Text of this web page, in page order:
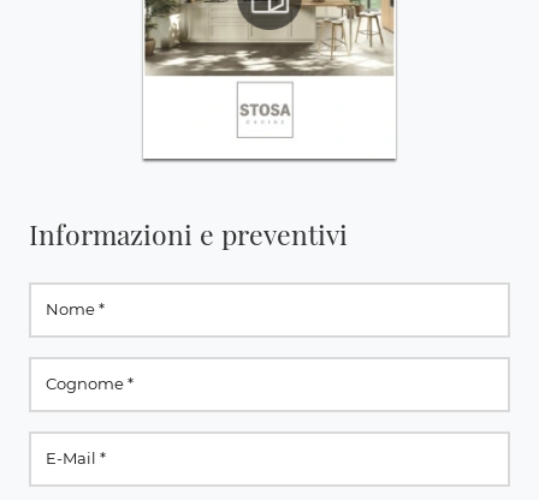
Informazioni e preventivi